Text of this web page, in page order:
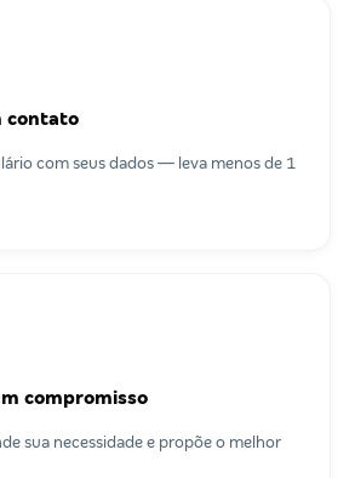
contato
com seus dados — leva menos de 1
compromisso
sua necessidade e propõe o melhor